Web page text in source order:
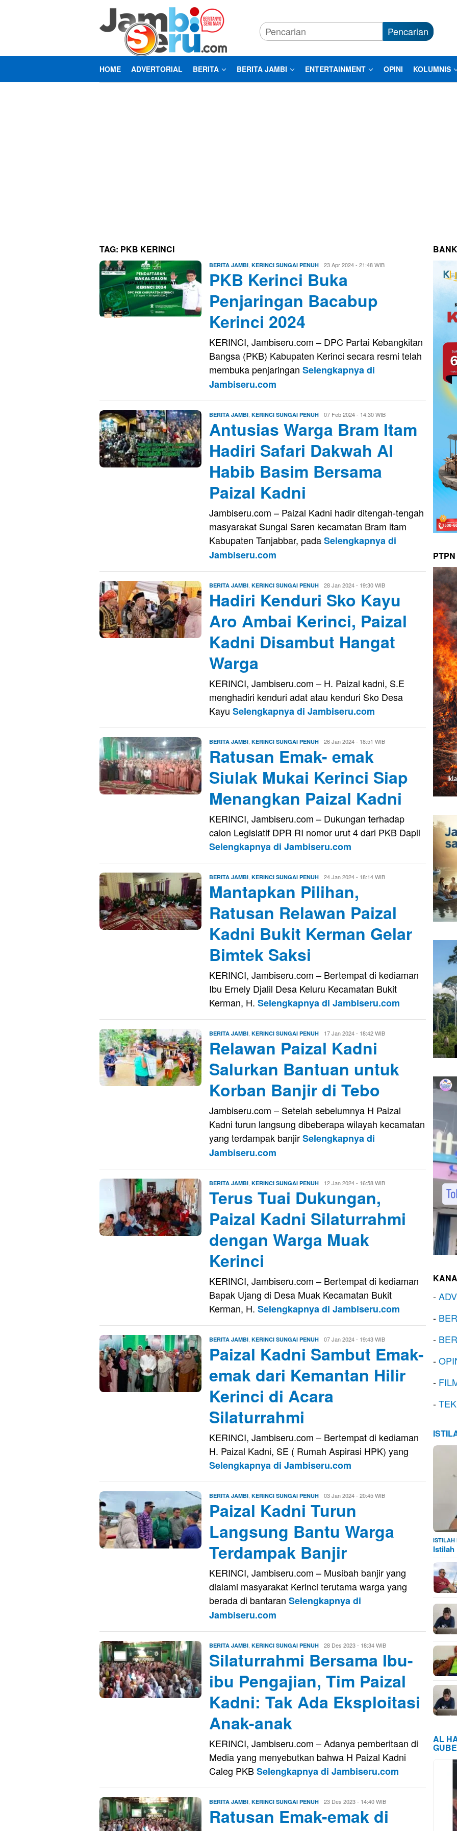
Pencarian
HOME ADVERTORIAL BERITA BERITA JAMBI ENTERTAINMENT OPINI KOLUMNIS
TAG: PKB KERINCI
BERITA JAMBI KERINCI SUNGAI PENUH Oga
Oktavora
23 Apr 2024 - 21:48 WIB
PKB Kerinci Buka
Penjaringan Bacabup
Kerinci 2024
KERINCI, Jambiseru.com – DPC Partai Kebangkitan
Bangsa (PKB) Kabupaten Kerinci secara resmi telah
membuka penjaringan Selengkapnya di
Jambiseru.com
BERITA JAMBI KERINCI SUNGAI PENUH Oga
Oktavora
07 Feb 2024 - 14:30 WIB
Antusias Warga Bram Itam
Hadiri Safari Dakwah Al
Habib Basim Bersama
Paizal Kadni
Jambiseru.com – Paizal Kadni hadir ditengah-tengah
masyarakat Sungai Saren kecamatan Bram itam
Kabupaten Tanjabbar, padaSelengkapnya di
Jambiseru.com
BERITA JAMBI KERINCI SUNGAI PENUH Oga
Oktavora
28 Jan 2024 - 19:30 WIB
Hadiri Kenduri Sko Kayu
Aro Ambai Kerinci, Paizal
Kadni Disambut Hangat
Warga
KERINCI, Jambiseru.com – H. Paizal kadni, S.E
menghadiri kenduri adat atau kenduri Sko Desa
Kayu Selengkapnya di Jambiseru.com
BERITA JAMBI KERINCI SUNGAI PENUH Oga
26 Jan 2024 - 18:51 WIB
Ratusan Emak- emak
Siulak Mukai Kerinci Siap
Menangkan Paizal Kadni
KERINCI, Jambiseru.com – Dukungan terhadap
calon Legislatif DPR RI nomor urut 4 dari PKB Dapil
Selengkapnya di Jambiseru.com
BERITA JAMBI KERINCI SUNGAI PENUH Oga
Oktavora
24 Jan 2024 - 18:14 WIB
Mantapkan Pilihan,
Ratusan Relawan Paizal
Kadni Bukit Kerman Gelar
Bimtek Saksi
KERINCI, Jambiseru.com – Bertempat di kediaman
Ibu Ernely Djalil Desa Keluru Kecamatan Bukit
Kerman, H. Selengkapnya di Jambiseru.com
BERITA JAMBI KERINCI SUNGAI PENUH Oga
Oktavora
17 Jan 2024 - 18:42 WIB
Relawan Paizal Kadni
Salurkan Bantuan untuk
Korban Banjir di Tebo
Jambiseru.com – Setelah sebelumnya H Paizal
Kadni turun langsung dibeberapa wilayah kecamatan
yang terdampak banjirSelengkapnya di
Jambiseru.com
BERITA JAMBI KERINCI SUNGAI PENUH Oga
Oktavora
12 Jan 2024 - 16:58 WIB
Terus Tuai Dukungan,
Paizal Kadni Silaturrahmi
dengan Warga Muak
Kerinci
KERINCI, Jambiseru.com – Bertempat di kediaman
Bapak Ujang di Desa Muak Kecamatan Bukit
Kerman, H. Selengkapnya di Jambiseru.com
BERITA JAMBI KERINCI SUNGAI PENUH Oga
07 Jan 2024 - 19:43 WIB
Paizal Kadni Sambut Emak-
emak dari Kemantan Hilir
Kerinci di Acara
Silaturrahmi
KERINCI, Jambiseru.com – Bertempat di kediaman
H. Paizal Kadni, SE ( Rumah Aspirasi HPK) yang
Selengkapnya di Jambiseru.com
BERITA JAMBI KERINCI SUNGAI PENUH Oga
Oktavora
03 Jan 2024 - 20:45 WIB
Paizal Kadni Turun
Langsung Bantu Warga
Terdampak Banjir
KERINCI, Jambiseru.com – Musibah banjir yang
dialami masyarakat Kerinci terutama warga yang
berada di bantaran Selengkapnya di
Jambiseru.com
BERITA JAMBI KERINCI SUNGAI PENUH Oga
28 Des 2023 - 18:34 WIB
Silaturrahmi Bersama Ibu-
ibu Pengajian, Tim Paizal
Kadni: Tak Ada Eksploitasi
Anak-anak
KERINCI, Jambiseru.com – Adanya pemberitaan di
Media yang menyebutkan bahwa H Paizal Kadni
Caleg PKBSelengkapnya di Jambiseru.com
BERITA JAMBI KERINCI SUNGAI PENUH Oga
23 Des 2023 - 14:40 WIB
Ratusan Emak-emak di
-
-
-
-
-
-
ISTILAH
Istilah
AL